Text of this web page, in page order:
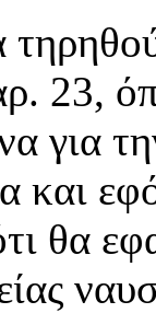
23,
για
και
θα